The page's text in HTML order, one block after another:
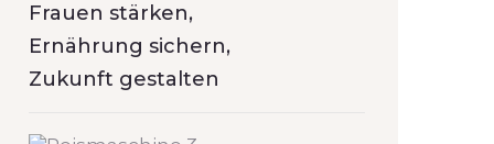
Frauen stärken,
Ernährung sichern,
Zukunft gestalten